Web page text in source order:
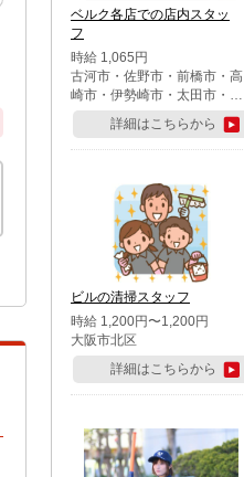
ベルク各店での店内スタッ
フ
時給 1,065円
古河市・佐野市・前橋市・高
崎市・伊勢崎市・太田市・館
林市・藤岡市・大泉町・さい
たま市北区・川越市・熊谷
市・行田市・秩父市・所沢
市・鶴ケ島市・千葉市中央
区・市川市・松戸市・習志野
市・柏市・流山市・八千代
市・足立区・江戸川区・八王
子市・町田市
詳細はこちらから
ビルの清掃スタッフ
時給 1,200円〜1,200円
大阪市北区
詳細はこちらから